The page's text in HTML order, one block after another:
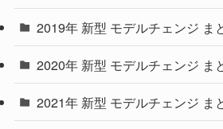
(30)
(27)
(10)
(35)
(10)
2019年 新型 モデルチェンジ ま
2020年 新型 モデルチェンジ ま
2021年 新型 モデルチェンジ ま